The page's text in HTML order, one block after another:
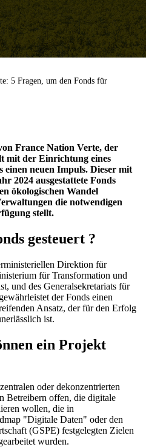
5 Fragen, um den Fonds für
France Nation Verte, der
mit der Einrichtung eines
einen neuen Impuls. Dieser mit
2024 ausgestattete Fonds
ökologischen Wandel
die notwendigen
stellt.
gesteuert ?
Direktion für
für Transformation und
und des Generalsekretariats für
der Fonds einen
Ansatz, der für den Erfolg
ist.
ein Projekt
oder dekonzentrierten
Betreibern offen, die digitale
wollen, die in
"Digitale Daten" oder den
(GSPE) festgelegten Zielen
wurden.